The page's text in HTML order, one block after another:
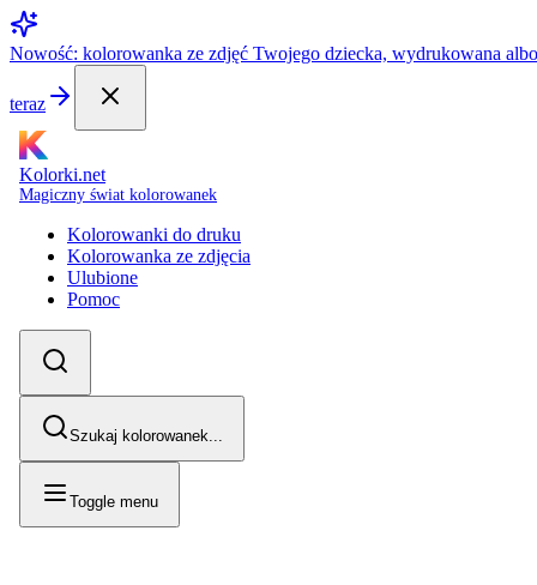
Nowość: kolorowanka ze zdjęć Twojego dziecka, wydrukowana
teraz
Kolorki.net
Magiczny świat kolorowanek
Kolorowanki do druku
Kolorowanka ze zdjęcia
Ulubione
Pomoc
Szukaj kolorowanek...
Toggle menu